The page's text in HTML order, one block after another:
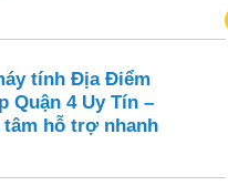
tính Địa Điểm
Quận 4 Uy Tín –
tâm hỗ trợ nhanh